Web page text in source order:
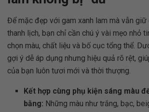
Để mặc đẹp với gam xanh lam mà vẫn
thanh lịch, bạn chỉ cần chú ý vài mẹo nhỏ
chọn màu, chất liệu và bố cục tổng thể.
gợi ý dễ áp dụng nhưng hiệu quả rõ rệt,
của bạn luôn tươi mới và thời thượng.
Kết hợp cùng phụ kiện sáng màu
bằng: Những màu như trắng, bạc,